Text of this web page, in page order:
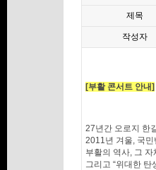
제목
작성자
[부활 콘서트 안내]
27년간 오로지 한
2011년 겨울, 국민
부활의 역사, 그
그리고 “위대한